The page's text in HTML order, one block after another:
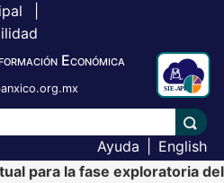
Económica
Ayuda
English
para la fase exploratoria del